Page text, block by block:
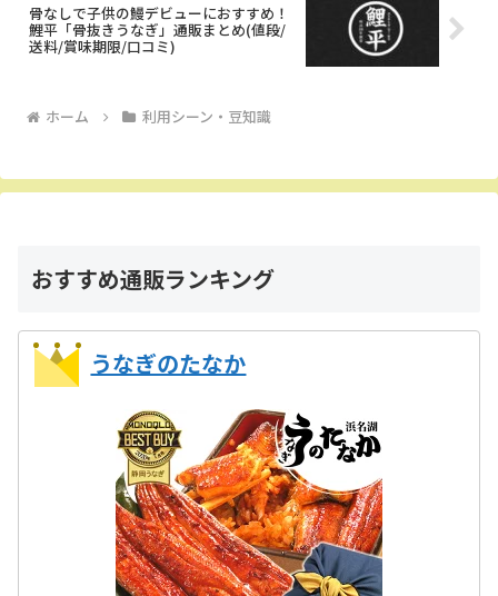
骨なしで子供の鰻デビューにおすすめ！
鯉平「骨抜きうなぎ」通販まとめ(値段/
送料/賞味期限/口コミ)
ホーム 利用シーン・豆知識
おすすめ通販ランキング
うなぎのたなか